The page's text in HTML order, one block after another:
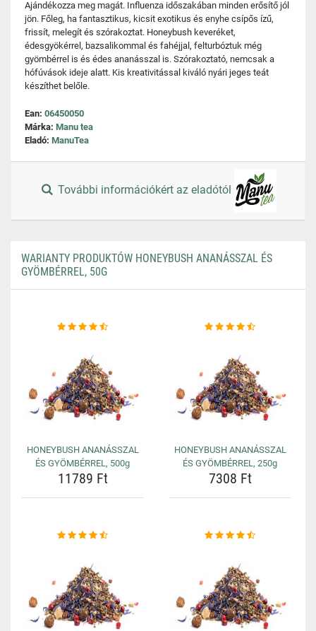
Ajándékozza meg magát. Influenza időszakában minden erősítő jól
jön. Főleg, ha fantasztikus, kicsit exotikus és enyhe csípős ízű,
frissít, melegít és szórakoztat. Honeybush keveréket,
édesgyökérrel, bazsalikommal és fahéjjal, felturbóztuk még
gyömbérrel is és édes ananásszal is. Szórakoztató, nemcsak a
hófúvások ideje alatt. Kis kreativitással kiváló nyári jeges teát
készíthet belőle.
Ean: 06450050
Márka: Manu tea
Eladó: ManuTea
További információkért az eladótól
WARIANTY PRODUKTÓW HONEYBUSH ANANÁSSZAL ÉS
GYÖMBÉRREL, 50G
HONEYBUSH ANANÁSSZAL
ÉS GYÖMBÉRREL, 500g
11789 Ft
HONEYBUSH ANANÁSSZAL
ÉS GYÖMBÉRREL, 250g
7308 Ft